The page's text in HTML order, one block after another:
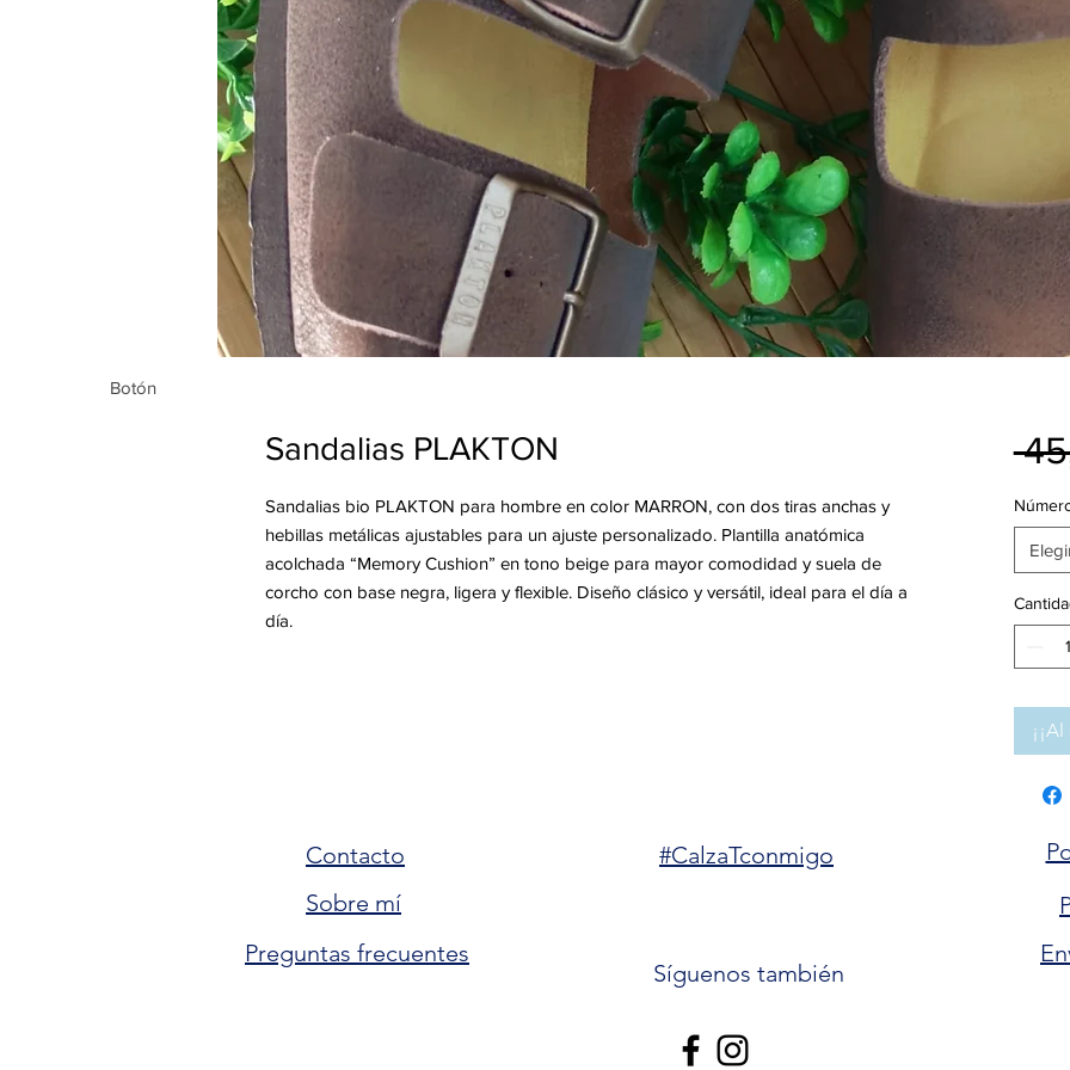
Botón
Sandalias PLAKTON
Sandalias bio PLAKTON para hombre en color MARRON, con dos tiras anchas y
hebillas metálicas ajustables para un ajuste personalizado. Plantilla anatómica
acolchada “Memory Cushion” en tono beige para mayor comodidad y suela de
corcho con base negra, ligera y flexible. Diseño clásico y versátil, ideal para el día a
día.
Contacto
Sobre mí
Preguntas frecuentes
#CalzaTconmigo
Síguenos también